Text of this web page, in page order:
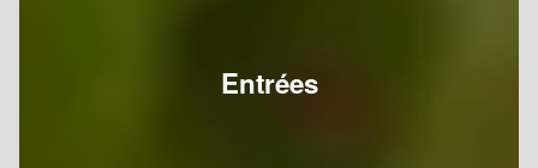
Entrées